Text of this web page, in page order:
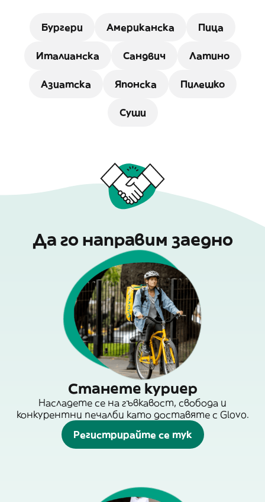
Бургери Американска Пица
Италианска Сандвич Латино
Азиатска Японска Пилешко
Суши
Да го направим заедно
Станете куриер
Насладете се на гъвкавост, свобода и
конкурентни печалби като доставяте с Glovo.
Регистрирайте се тук